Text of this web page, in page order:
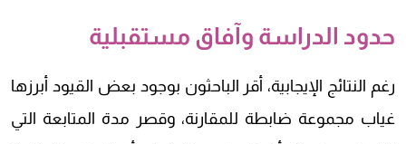
حدود الدراسة وآفاق مستقبلية
رغم النتائج الإيجابية، أقر الباحثون بوجود بعض القيود أبرزها
غياب مجموعة ضابطة للمقارنة، وقصر مدة المتابعة التي